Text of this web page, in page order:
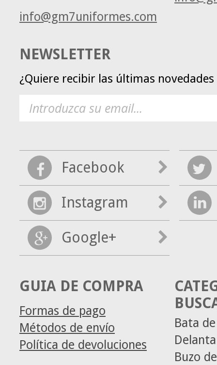
info@gm7uniformes.com
NEWSLETTER
¿Quiere recibir las últimas
Facebook
Instagram
Google+
GUIA DE COMPRA
Formas de pago
Métodos de envío
Política de devoluciones
Bata
Buzo